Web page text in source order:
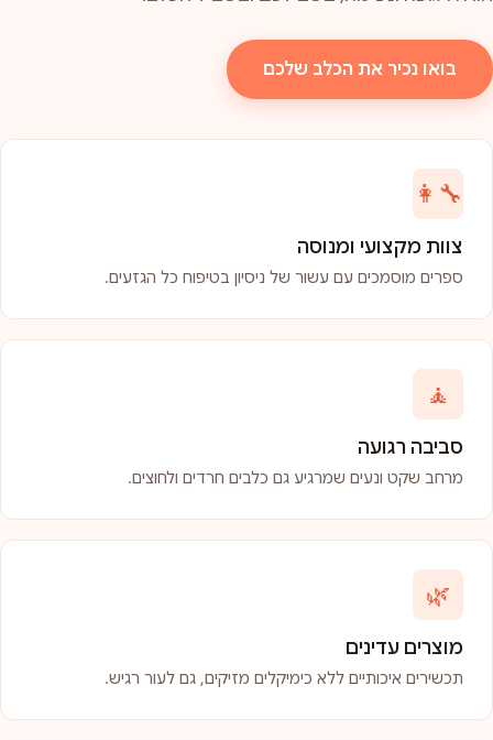
בואו נכיר את הכלב שלכם
👩‍🔧
צוות מקצועי ומנוסה
ספרים מוסמכים עם עשור של ניסיון בטיפוח כל הגזעים.
🧘
סביבה רגועה
מרחב שקט ונעים שמרגיע גם כלבים חרדים ולחוצים.
🌿
מוצרים עדינים
תכשירים איכותיים ללא כימיקלים מזיקים, גם לעור רגיש.